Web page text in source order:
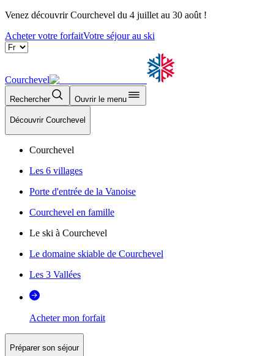
Venez découvrir Courchevel du 4 juillet au 30 août !
Acheter votre forfaitVotre séjour au ski
Courchevel
Rechercher Ouvrir le menu
Découvrir Courchevel
Courchevel
Les 6 villages
Porte d'entrée de la Vanoise
Courchevel en famille
Le ski à Courchevel
Le domaine skiable de Courchevel
Les 3 Vallées
Acheter mon forfait
Préparer son séjour